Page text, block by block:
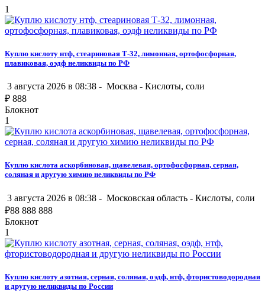
1
Куплю кислоту нтф, стеариновая Т-32, лимонная, ортофосфорная,
плавиковая, оэдф неликвиды по РФ
3 августа 2026 в 08:38 - Москва - Кислоты, соли
₽ 888
Блокнот
1
Куплю кислота аскорбиновая, щавелевая, ортофосфорная, серная,
соляная и другую химию неликвиды по РФ
3 августа 2026 в 08:38 - Московская область - Кислоты, соли
₽88 888 888
Блокнот
1
Куплю кислоту азотная, серная, соляная, оэдф, нтф, фтористоводородная
и другую неликвиды по России